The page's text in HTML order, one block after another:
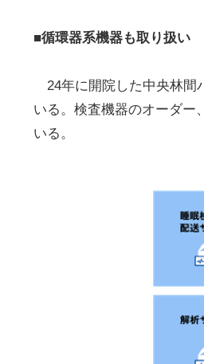
■循環器系機器も取り扱い
24年に開院した中央林間
いる。検査機器のオーダー
いる。